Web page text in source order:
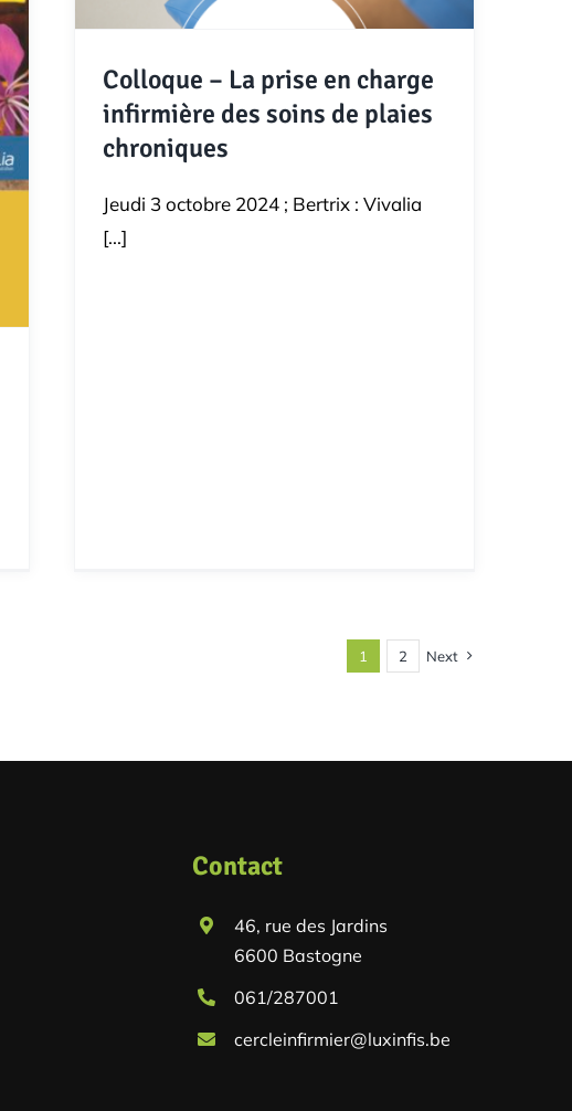
Colloque – La prise en charge
infirmière des soins de plaies
chroniques
Jeudi 3 octobre 2024 ; Bertrix : Vivalia
[...]
1 2 Next
Contact
46, rue des Jardins
6600 Bastogne
061/287001
cercleinfirmier@luxinfis.be